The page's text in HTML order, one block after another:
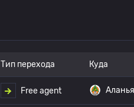
Тип перехода Куда
Free agent